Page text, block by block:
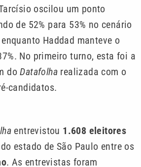
oscilou um ponto
de 52% para 53% no cenário
Haddad manteve o
No primeiro turno, esta foi a
doDatafolha realizada com o
candidatos.
entrevistou 1.608 eleitores
do estado de São Paulo entre os
. As entrevistas foram